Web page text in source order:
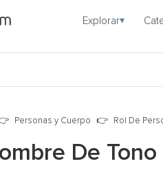
Explorar▾
Personas y Cuerpo Rol De
De